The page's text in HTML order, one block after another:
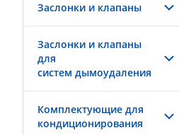
Заслонки и клапаны
Заслонки и клапаны
для
систем дымоудаления
Комплектующие для
кондиционирования